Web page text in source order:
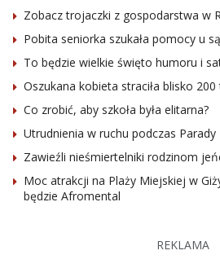
Zobacz trojaczki z gospodarstwa w
Pobita seniorka szukała pomocy u
To będzie wielkie święto humoru i
Oszukana kobieta straciła blisko 200
Co zrobić, aby szkoła była elitarna?
Utrudnienia w ruchu podczas Parady
Zawieźli nieśmiertelniki rodzinom
Moc atrakcji na Plaży Miejskiej w
będzie Afromental
REKLAMA